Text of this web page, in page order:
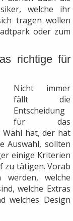
welche ihr
tragen wollen
oder zum
richtige für
Nicht immer
fällt die
Entscheidung
für das
Wahl hat, der hat
Auswahl, sollten
einige Kriterien
zu tätigen. Vorab
werden, welche
welche Extras
welches Design